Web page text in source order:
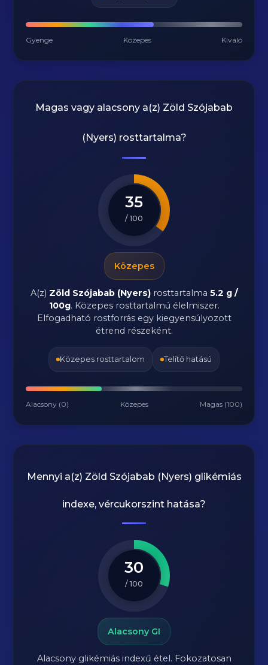
Gyenge Közepes Kiváló
Magas vagy alacsony a(z) Zöld Szójabab
(Nyers) rosttartalma?
35
/ 100
Közepes
A(z) Zöld Szójabab (Nyers)rosttartalma 5.2 g /
100g. Közepes rosttartalmú élelmiszer.
Elfogadható rostforrás egy kiegyensúlyozott
étrend részeként.
Közepes rosttartalom Telítő hatású
Alacsony (0) Közepes Magas (100)
Mennyi a(z) Zöld Szójabab (Nyers) glikémiás
indexe, vércukorszint hatása?
30
/ 100
Alacsony GI
Alacsony glikémiás indexű étel. Fokozatosan